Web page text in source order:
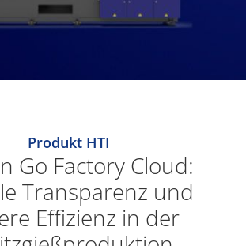
Produkt HTI
Go Factory Cloud:
Transparenz und
Effizienz in der